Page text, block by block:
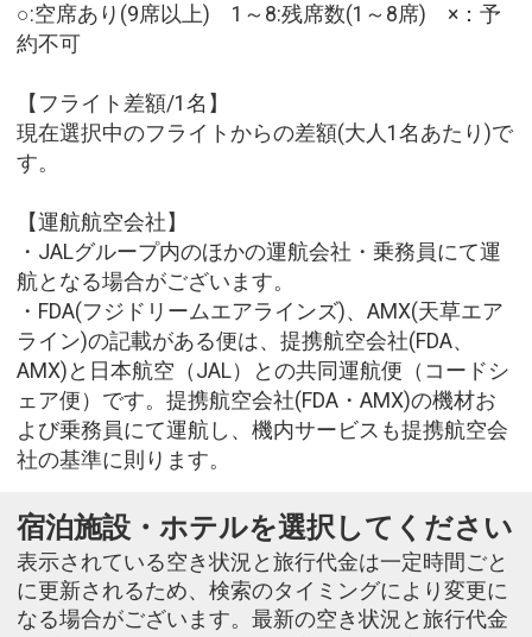
○:空席あり(9席以上) 1～8:残席数(1～8席) ×：予
約不可
【フライト差額/1名】
現在選択中のフライトからの差額(大人1名あたり)で
す。
【運航航空会社】
・JALグループ内のほかの運航会社・乗務員にて運
航となる場合がございます。
・FDA(フジドリームエアラインズ)、AMX(天草エア
ライン)の記載がある便は、提携航空会社(FDA、
AMX)と日本航空（JAL）との共同運航便（コードシ
ェア便）です。提携航空会社(FDA・AMX)の機材お
よび乗務員にて運航し、機内サービスも提携航空会
社の基準に則ります。
宿泊施設・ホテルを選択してください
表示されている空き状況と旅行代金は一定時間ごと
に更新されるため、検索のタイミングにより変更に
なる場合がございます。最新の空き状況と旅行代金